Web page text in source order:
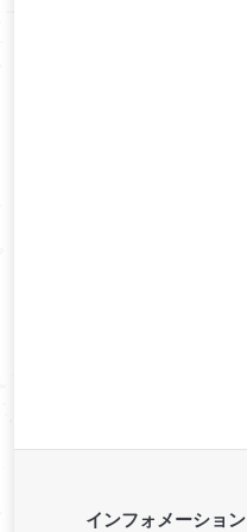
インフォメーション